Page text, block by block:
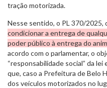
tração motorizada.
Nesse sentido, o PL 370/2025,
condicionar a entrega de
poder público à entrega do
acordo com o parlamentar, o
“responsabilidade social” da
que, caso a Prefeitura de Belo
dos veículos motorizados no